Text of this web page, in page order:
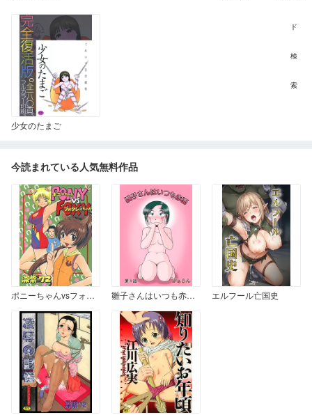
少女のたまご
今読まれている人気無料作品
ポニーちゃんvsフォクシーちゃん 雛子さんはいつも赤面 1 エルフール亡国史